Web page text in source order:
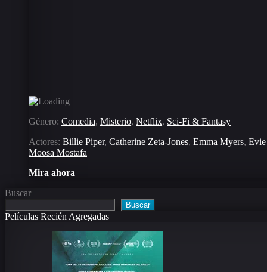
Género: Comedia, Misterio, Netflix, Sci-Fi & Fantasy
Actores: Billie Piper, Catherine Zeta-Jones, Emma Myers,
Moosa Mostafa
Mira ahora
Buscar
Buscar
Películas Recién Agregadas